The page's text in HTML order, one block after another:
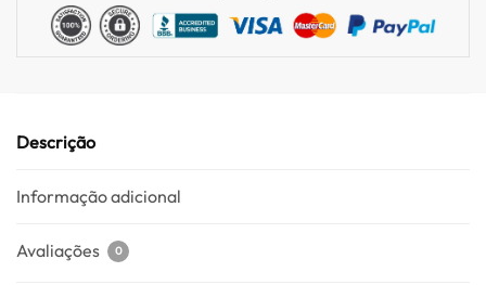
Descrição
Informação adicional
Avaliações 0